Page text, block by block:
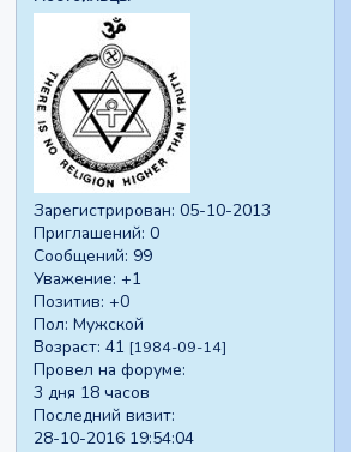
Зарегистрирован: 05-10-2013
Приглашений: 0
Сообщений: 99
Уважение: +1
Позитив: +0
Пол: Мужской
Возраст: 41 [1984-09-14]
Провел на форуме:
3 дня 18 часов
Последний визит:
28-10-2016 19:54:04